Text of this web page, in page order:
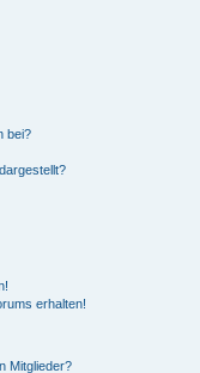
bei?
erhalten!
Mitglieder?